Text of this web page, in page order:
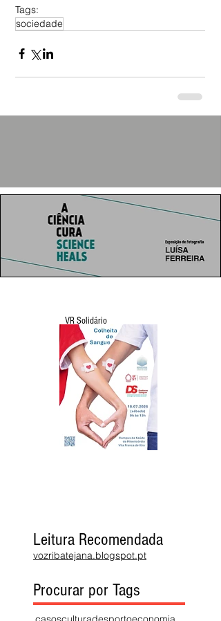
Tags:
sociedade
VR Solidário
Leitura Recomendada
vozribatejana.blogspot.pt
Procurar por Tags